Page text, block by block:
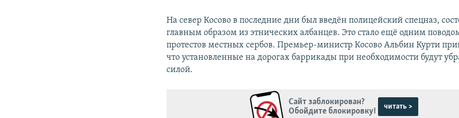
На север Косово в последние дни был введён полицейский спецназ,
главным образом из этнических албанцев. Это стало ещё одним
протестов местных сербов. Премьер-министр Косово Альбин Курти
что установленные на дорогах баррикады при необходимости будут
силой.
Сайт заблокирован?
Обойдите блокировку!
читать >